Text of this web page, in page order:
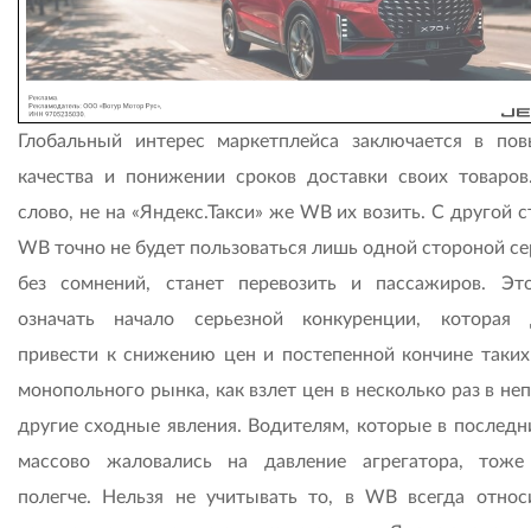
Глобальный интерес маркетплейса заключается в
качества и понижении сроков доставки своих
слово, не на «Яндекс.Такси» же WB их возить. С другой
WB точно не будет пользоваться лишь одной стороной
без сомнений, станет перевозить и пассажиров.
означать начало серьезной конкуренции, которая
привести к снижению цен и постепенной кончине
монопольного рынка, как взлет цен в несколько раз в
другие сходные явления. Водителям, которые в
массово жаловались на давление агрегатора, тоже
полегче. Нельзя не учитывать то, в WB всегда